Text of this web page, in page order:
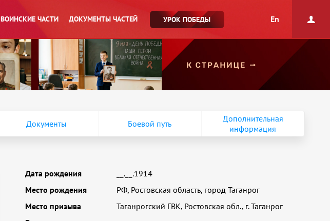
ВОИНСКИЕ ЧАСТИ ДОКУМЕНТЫ ЧАСТЕЙ УРОК ПОБЕДЫ En
Документы Боевой путь
Дополнительная
информация
Дата рождения
__.__.1914
Место рождения
РФ, Ростовская область, город Таганрог
Место призыва
Таганрогский ГВК, Ростовская обл., г. Таганрог